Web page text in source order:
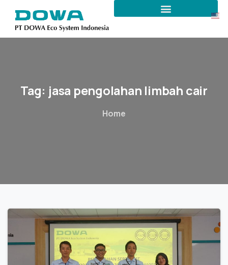
Tag: jasa pengolahan limbah cair
Home